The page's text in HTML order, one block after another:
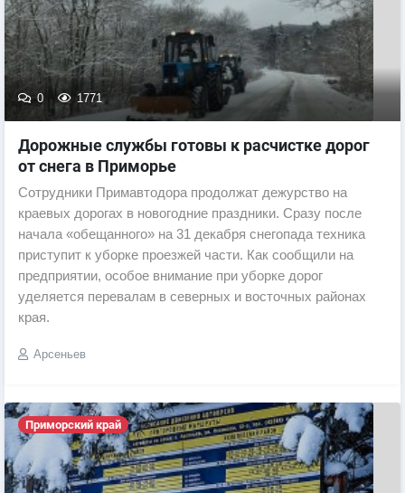
0 1771
Дорожные службы готовы к расчистке дорог
от снега в Приморье
Сотрудники Примавтодора продолжат дежурство на
краевых дорогах в новогодние праздники. Сразу после
начала «обещанного» на 31 декабря снегопада техника
приступит к уборке проезжей части. Как сообщили на
предприятии, особое внимание при уборке дорог
уделяется перевалам в северных и восточных районах
края.
Арсеньев
Приморский край